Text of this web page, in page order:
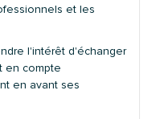
et les
l'intérêt d'échanger
en compte
en avant ses